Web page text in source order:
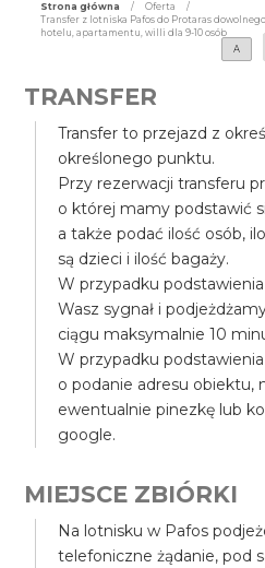
Strona główna / Oferta
/
Transfer z lotniska Pafos do Protaras
hotelu, apartamentu, willi dla 9-10 osób
A
TRANSFER
Transfer to przejazd z
określonego punktu.
Przy rezerwacji transferu
o której mamy podstawić
a także podać ilość osób,
są dzieci i ilość bagaży.
W przypadku
Wasz sygnał i
ciągu maksymalnie 10
W przypadku
o podanie adresu obiektu,
ewentualnie pinezkę lub
google.
MIEJSCE ZBIÓRKI
Na lotnisku w Pafos
telefoniczne żądanie, pod